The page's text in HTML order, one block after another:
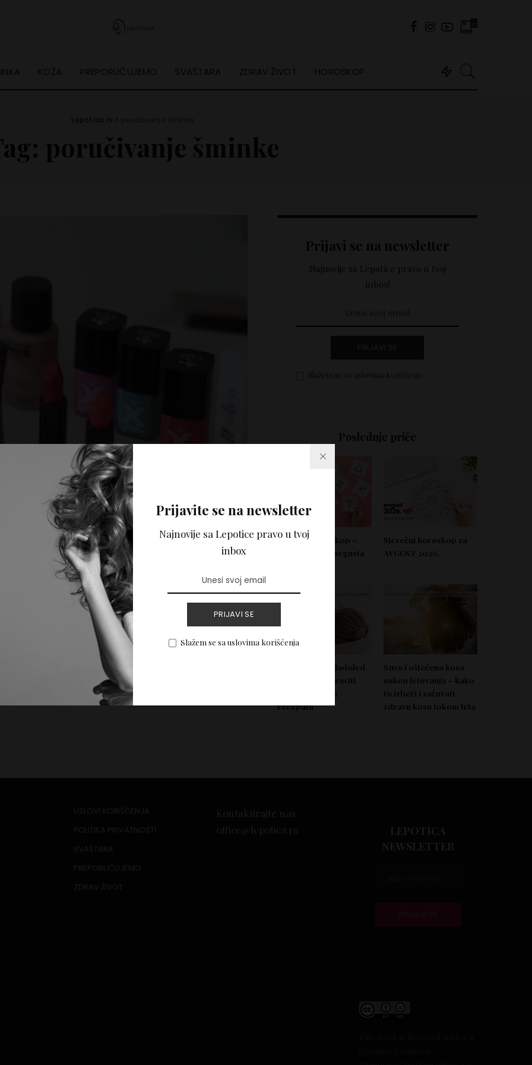
Prijavite se na newsletter
Najnovije sa Lepotice pravo u tvoj
inbox
PRIJAVI SE
Slažem se sa uslovima korišćenja
KOŽA PREPORUČUJEMO SVAŠTARA ZDRAV ŽIVOT HOROSKOP
Lepotica Make-up
PROČITAJ VIŠE
Prijavi se na newsletter
Najnovije sa Lepotice pravo u tvoj
inbox!
Slažem se sa uslovima korišćenja
Poslednje priče
Nedeljni horoskop –
Od 03. do 09. avgusta
Mesečni horoskop za
AVGUST 2026.
Domać zdrav sladoled
koji možeš napraviti
bez aparata – 5
recepata
Suva i oštećena kosa
nakon letovanja – kako
to izbeći i sačuvati
zdravu kosu tokom leta
USLOVI KORIŠĆENJA
POLITIKA PRIVATNOSTI
SVAŠTARA
PREPORUČUJEMO
ZDRAV ŽIVOT
Kontaktirajte nas
office@lepotica.rs
LEPOTICA
NEWSLETTER